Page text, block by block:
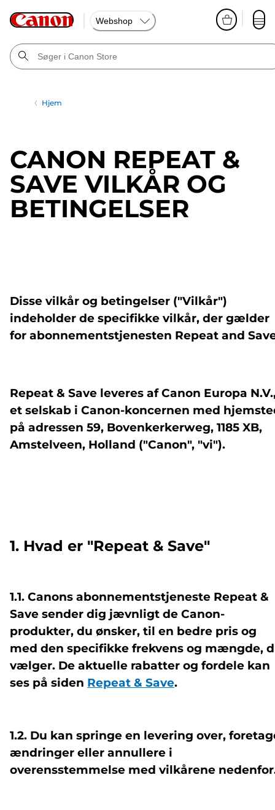
Webshop
Hjem
CANON REPEAT &
SAVE VILKÅR OG
BETINGELSER
Disse vilkår og betingelser ("Vilkår")
indeholder de specifikke vilkår, der gælder
for abonnementstjenesten Repeat and
Repeat & Save leveres af Canon Europa
et selskab i Canon-koncernen med
på adressen 59, Bovenkerkerweg, 1185 XB,
Amstelveen, Holland ("Canon", "vi").
1. Hvad er "Repeat & Save"
1.1. Canons abonnementstjeneste Repeat &
Save sender dig jævnligt de Canon-
produkter, du ønsker, til en bedre pris og
med den specifikke frekvens og mængde,
vælger. De aktuelle rabatter og fordele kan
ses på siden Repeat & Save.
1.2. Du kan springe en levering over,
ændringer eller annullere i
overensstemmelse med vilkårene